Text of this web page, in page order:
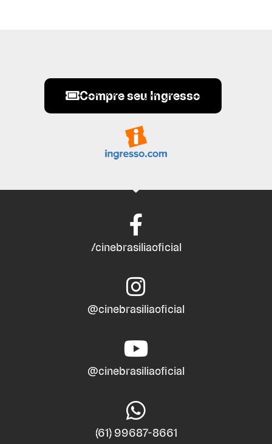
Compre seu Ingresso
/cinebrasiliaoficial
@cinebrasiliaoficial
@cinebrasiliaoficial
(61) 99687-8661